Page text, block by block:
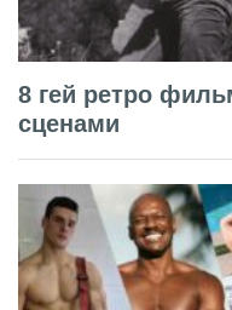
8 гей ретро
сценами